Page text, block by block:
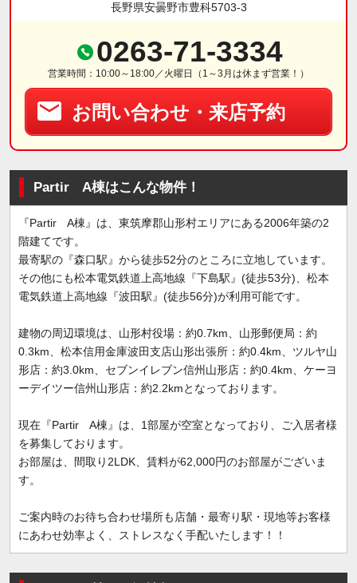
長野県安曇野市豊科5703-3
0263-71-3334
営業時間：10:00～18:00／火曜日（1～3月は休まず営業！）
お問い合わせ・来店予約
Partir A棟はこんな物件！
『Partir A棟』は、東筑摩郡山形村エリアにある2006年築の2
階建てです。
最寄駅の『森口駅』から徒歩52分のところに立地しています。
その他にも松本電気鉄道上高地線『下島駅』(徒歩53分)、松本
電気鉄道上高地線『波田駅』(徒歩56分)が利用可能です。
建物の周辺環境は、山形村役場：約0.7km、山形郵便局：約
0.3km、松本信用金庫波田支店山形出張所：約0.4km、ツルヤ山
形店：約3.0km、セブンイレブン信州山形店：約0.4km、ケーヨ
ーデイツー信州山形店：約2.2kmとなっております。
現在『Partir A棟』は、1部屋が空室となっており、ご入居者様
を募集しております。
お部屋は、間取り2LDK、賃料が62,000円のお部屋がございま
す。
ご案内時のお待ち合わせ場所も店舗・最寄り駅・現地等お客様
にあわせ効率よく、ストレスなく手配いたします！！